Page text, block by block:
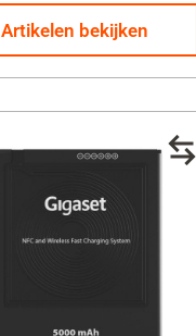
Artikelen bekijken